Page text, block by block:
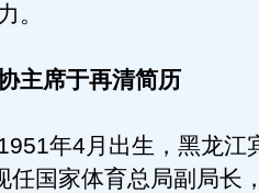
。
主席于再清简历
年4月出生，黑龙江
任国家体育总局副局长